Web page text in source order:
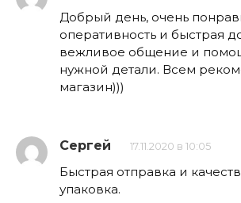
Добрый день, очень
оперативность и быстрая
вежливое общение и
нужной детали. Всем
магазин)))
Сергей 17.11.2020 в 10:05
Быстрая отправка и
упаковка.